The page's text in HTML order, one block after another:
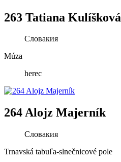
263 Tatiana Kulíšková
Словакия
Múza
herec
264 Alojz Majerník
Словакия
Trnavská tabuľa-slnečnicové pole